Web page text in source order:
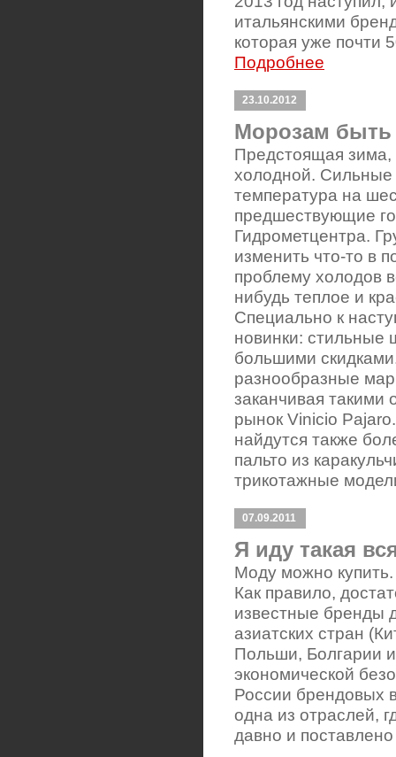
итальянскими
которая уже почти
Подробнее
23.10.2012
Морозам
Предстоящая зима,
холодной. Сильные
температура на
предшествующие
Гидрометцентра.
изменить что-то в
проблему холодов
нибудь теплое и
Специально к
новинки: стильные
большими
разнообразные
заканчивая такими
рынок Vinicio
найдутся также
пальто из
трикотажные
07.09.2011
Я иду такая
Моду можно купить.
Как правило,
известные бренды
азиатских стран
Польши, Болгарии
экономической
России брендовых
одна из отраслей,
давно и